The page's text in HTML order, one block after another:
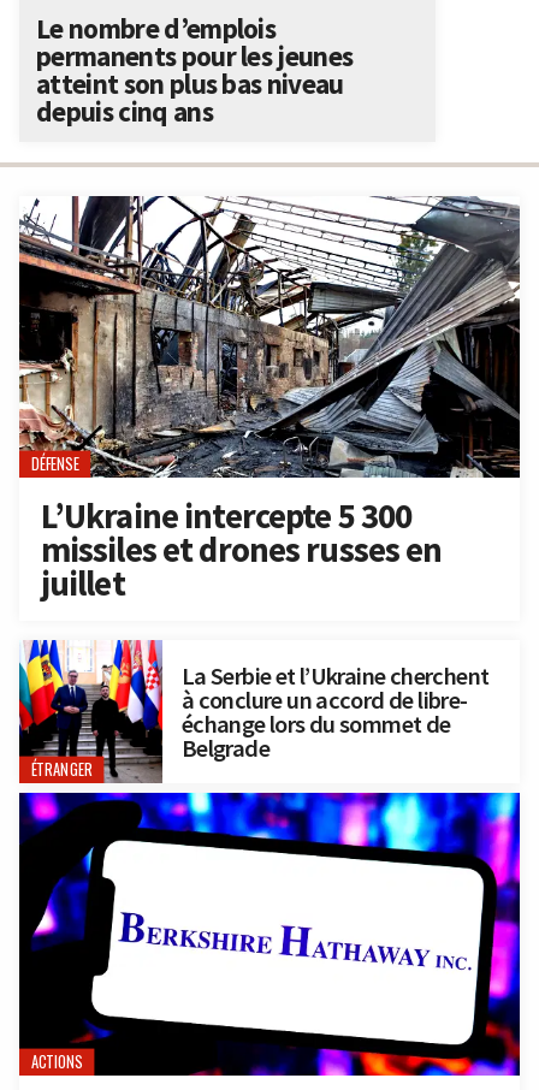
DÉFENSE
L’Ukraine intercepte 5 300
missiles et drones russes en
juillet
ÉTRANGER
La Serbie et l’Ukraine cherchent
à conclure un accord de libre-
échange lors du sommet de
Belgrade
ACTIONS
Le nombre d’emplois
permanents pour les jeunes
atteint son plus bas niveau
depuis cinq ans